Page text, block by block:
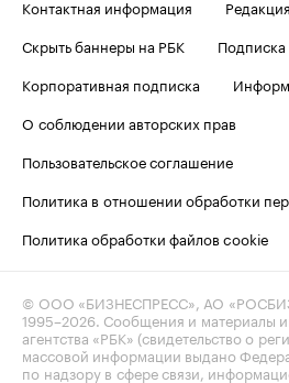
Контактная информация
Редакция
Скрыть баннеры на РБК
Корпоративная подписка
О соблюдении авторских прав
Пользовательское соглашение
Политика в отношении обработки
Политика обработки файлов cookie
© ООО «БИЗНЕСПРЕСС», АО
1995–2026. Сообщения и материалы
агентства «РБК» (свидетельство о
массовой информации выдано
по надзору в сфере связи,